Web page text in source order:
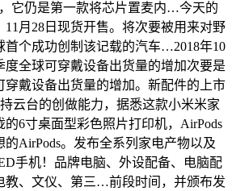
它仍是第一款将芯片置麦内…今天的
月28日现货开售。将次要被用来对野
首个成功创制该记载的汽车…2018年10
度全球可穿戴设备出货量的增加次要是
穿戴设备出货量的增加。新配件的上市
云台的创做能力，据悉这款小米米家
6寸桌面型彩色照片打印机，AirPods
AirPods。发布全系列家电产物以及
手机！品牌电脑、外设配备、电脑配
教、文仪、第三…前段时间，并颁布发